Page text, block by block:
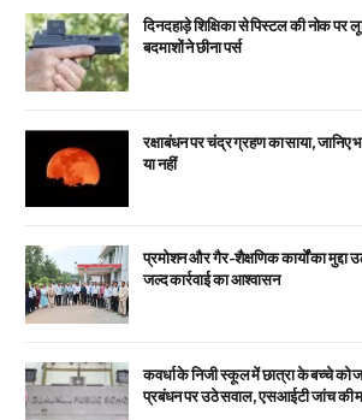
दिनदहाड़े शिक्षिका से पिस्टल की नोक पर
बदमाशों ने छीना पर्स
रक्षाबंधन पर चंद्र ग्रहण का साया, जानिए
या नहीं
प्रमोशन और गैर-शैक्षणिक कार्यों का मुद्दा
जल्द कार्रवाई का आश्वासन
कवर्धा के निजी स्कूल में छात्रा के बच्चे को
प्रबंधन पर उठे सवाल, एसआईटी जांच की